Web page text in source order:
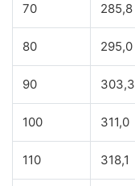
70 285,8
80 295,0
90 303,3
100 311,0
110 318,1